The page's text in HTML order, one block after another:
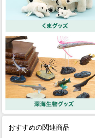
おすすめの関連商品